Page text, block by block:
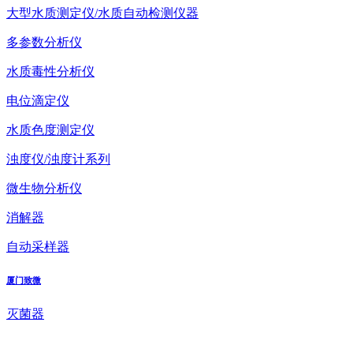
大型水质测定仪/水质自动检测仪器
多参数分析仪
水质毒性分析仪
电位滴定仪
水质色度测定仪
浊度仪/浊度计系列
微生物分析仪
消解器
自动采样器
厦门致微
灭菌器